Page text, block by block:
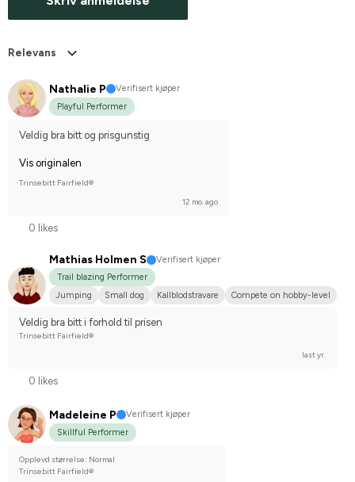
Relevans
Nathalie P
Verifisert kjøper
Playful Performer
Veldig bra bitt og prisgunstig
Vis originalen
Trinsebitt Fairfield®
12 mo. ago
0 likes
Mathias Holmen S
Verifisert kjøper
Trail blazing Performer
Jumping
Small dog Kallblodstravare Compete on hobby-level
Veldig bra bitt i forhold til prisen
Trinsebitt Fairfield®
last yr.
0 likes
Madeleine P
Verifisert kjøper
Skillful Performer
Opplevd størrelse: Normal
Trinsebitt Fairfield®